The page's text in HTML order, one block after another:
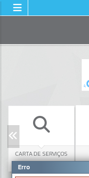
CARTA DE SERVIÇOS
Erro